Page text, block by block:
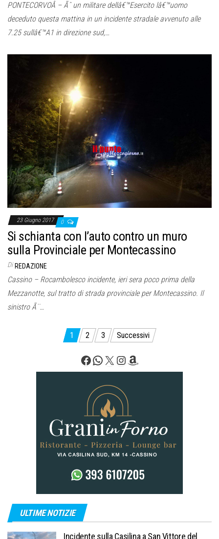
PONTECORVOÂ – Ãˆ un militare dellâ€™Esercito lâ€™uomo
deceduto questa mattina in un incidente stradale avvenuto alle
7.25 sullâ€™A1 in direzione sud,…
23 Giugno 2017 0
Si schianta con l’auto contro un muro
sulla Provinciale per Montecassino
Di REDAZIONE
Cassino – Rocambolesco incidente, ieri sera poco prima della
Mezzanotte, sul tratto di strada provinciale per Montecassino. Il
sinistro Ã¨…
Paginazione
articoli
1 2 3 Successivi
Facebook
WhatsApp
X Instagram
Amazon
ULTIME NOTIZIE
Incidente sulla Casilina a San Vittore del